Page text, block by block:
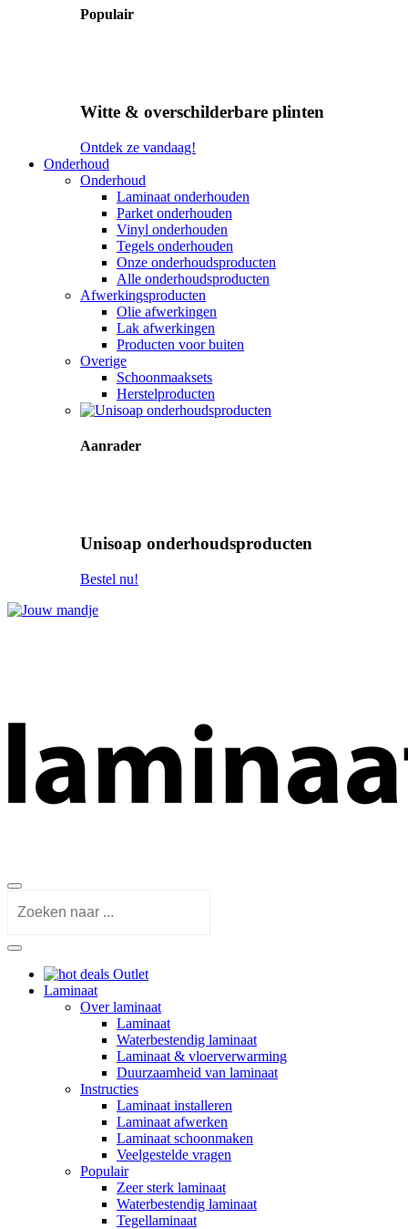
Populair
Witte & overschilderbare plinten
Ontdek ze vandaag!
Onderhoud
Onderhoud
Laminaat onderhouden
Parket onderhouden
Vinyl onderhouden
Tegels onderhouden
Onze onderhoudsproducten
Alle onderhoudsproducten
Afwerkingsproducten
Olie afwerkingen
Lak afwerkingen
Producten voor buiten
Overige
Schoonmaaksets
Herstelproducten
Aanrader
Unisoap onderhoudsproducten
Bestel nu!
Outlet
Laminaat
Over laminaat
Laminaat
Waterbestendig laminaat
Laminaat & vloerverwarming
Duurzaamheid van laminaat
Instructies
Laminaat installeren
Laminaat afwerken
Laminaat schoonmaken
Veelgestelde vragen
Populair
Zeer sterk laminaat
Waterbestendig laminaat
Tegellaminaat